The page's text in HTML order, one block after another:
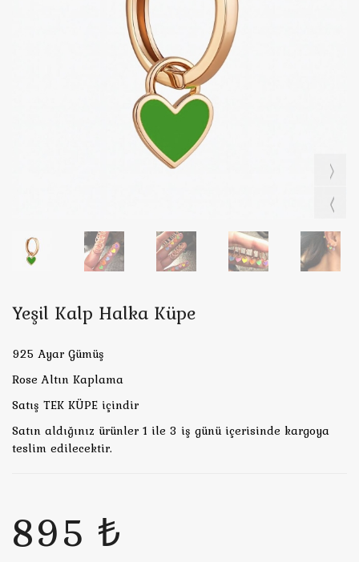
Yeşil Kalp Halka Küpe
925 Ayar Gümüş
Rose Altın Kaplama
Satış TEK KÜPE içindir
Satın aldığınız ürünler 1 ile 3 iş günü içerisinde kargoya
teslim edilecektir.
895 ₺